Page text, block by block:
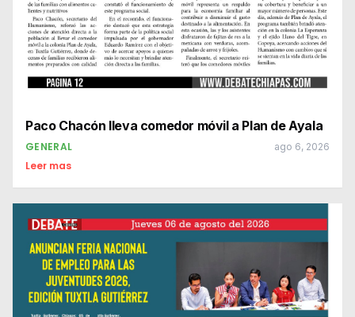
Paco Chacón lleva comedor móvil a Plan de Ayala
GENERAL ago 6, 2026
Leer mas